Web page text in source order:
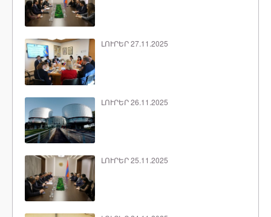
ԼՈՒՐԵՐ 27.11.2025
ԼՈՒՐԵՐ 26.11.2025
ԼՈՒՐԵՐ 25.11.2025